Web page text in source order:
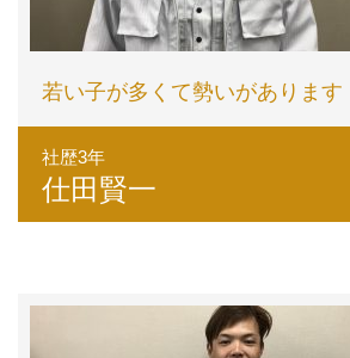
若い子が多くて勢いがあります
社歴3年
仕田賢一